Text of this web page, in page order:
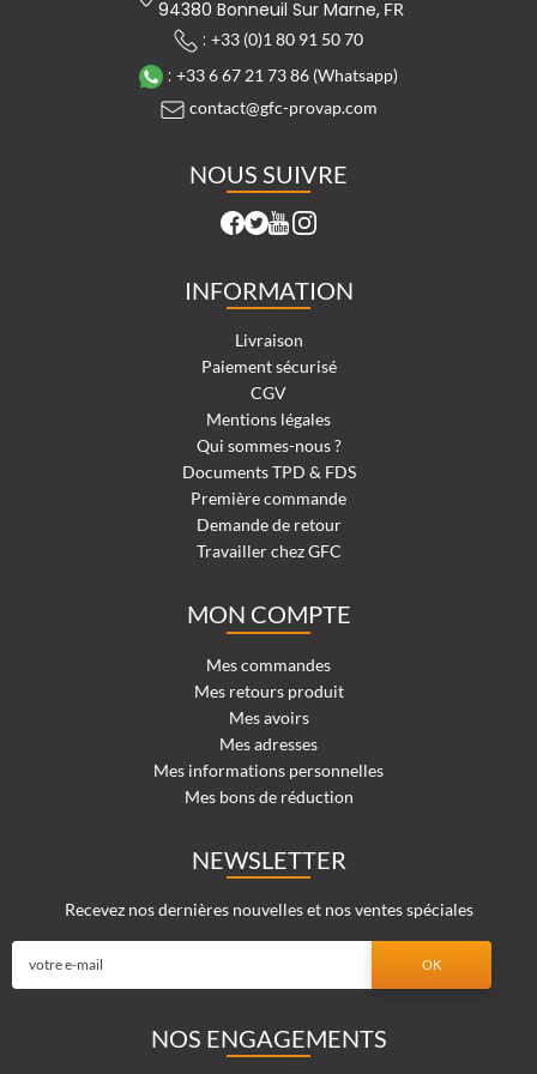
94380 Bonneuil Sur Marne,FR
: +33 (0)1 80 91 50 70
: +33 6 67 21 73 86 (Whatsapp)
contact@gfc-provap.com
NOUS SUIVRE
INFORMATION
Livraison
Paiement sécurisé
CGV
Mentions légales
Qui sommes-nous ?
Documents TPD & FDS
Première commande
Demande de retour
Travailler chez GFC
MON COMPTE
Mes commandes
Mes retours produit
Mes avoirs
Mes adresses
Mes informations personnelles
Mes bons de réduction
NEWSLETTER
Recevez nos dernières nouvelles et nos ventes spéciales
NOS ENGAGEMENTS